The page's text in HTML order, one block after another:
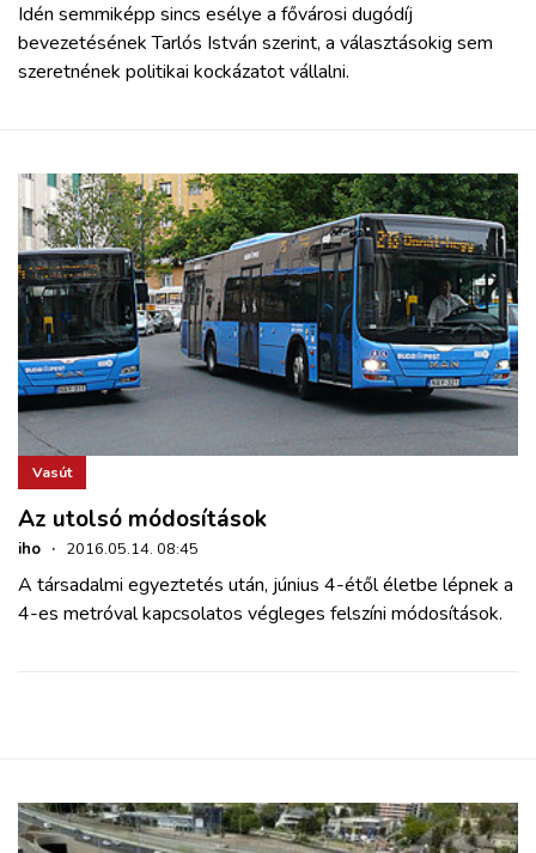
Idén semmiképp sincs esélye a fővárosi dugódíj
bevezetésének Tarlós István szerint, a választásokig sem
szeretnének politikai kockázatot vállalni.
Vasút
Az utolsó módosítások
iho · 2016.05.14. 08:45
A társadalmi egyeztetés után, június 4-étől életbe lépnek a
4-es metróval kapcsolatos végleges felszíni módosítások.